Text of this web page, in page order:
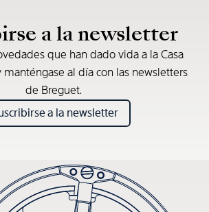
a la newsletter
que han dado vida a la Casa
al día con las newsletters
de Breguet.
a la newsletter